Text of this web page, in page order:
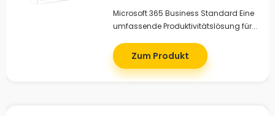
Microsoft 365 Business Standard Eine
umfassende Produktivitätslösung für...
Zum Produkt